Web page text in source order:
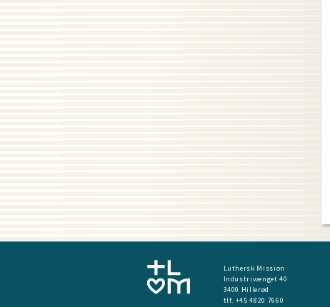
Luthersk Mission
Industrivænget 40
3400 Hillerød
tlf. +45 4820 7660